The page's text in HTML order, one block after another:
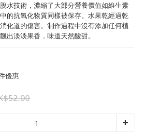
水技術，濃縮了大部分營養價值如維生素
的抗氧化物質同樣被保存。水果乾經過乾
化道的傷害。制作過程中沒有添加任何植
出淡淡果香，味道天然酸甜。
優惠